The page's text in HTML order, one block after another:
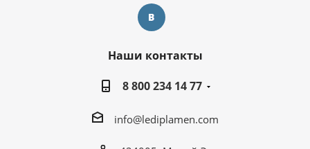
Наши контакты
8 800 234 14 77
info@lediplamen.com